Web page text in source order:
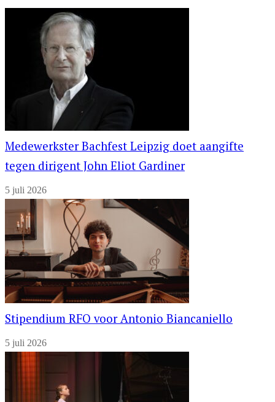
Medewerkster Bachfest Leipzig doet aangifte
tegen dirigent John Eliot Gardiner
5 juli 2026
Stipendium RFO voor Antonio Biancaniello
5 juli 2026